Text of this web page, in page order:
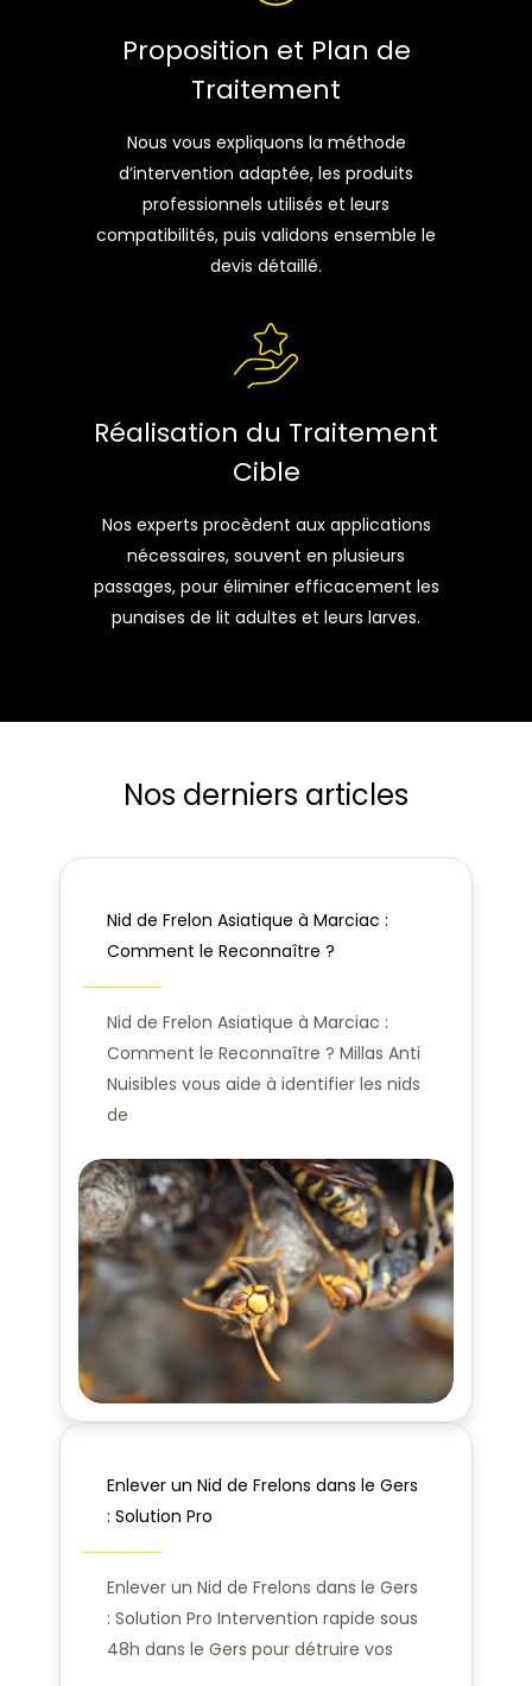
Proposition et Plan de
Traitement
Nous vous expliquons la méthode
d’intervention adaptée, les produits
professionnels utilisés et leurs
compatibilités, puis validons ensemble le
devis détaillé.
Réalisation du Traitement
Cible
Nos experts procèdent aux applications
nécessaires, souvent en plusieurs
passages, pour éliminer efficacement les
punaises de lit adultes et leurs larves.
Nos derniers articles
Nid de Frelon Asiatique à Marciac :
Comment le Reconnaître ?
Nid de Frelon Asiatique à Marciac :
Comment le Reconnaître ? Millas Anti
Nuisibles vous aide à identifier les nids
de
Enlever un Nid de Frelons dans le Gers
: Solution Pro
Enlever un Nid de Frelons dans le Gers
: Solution Pro Intervention rapide sous
48h dans le Gers pour détruire vos